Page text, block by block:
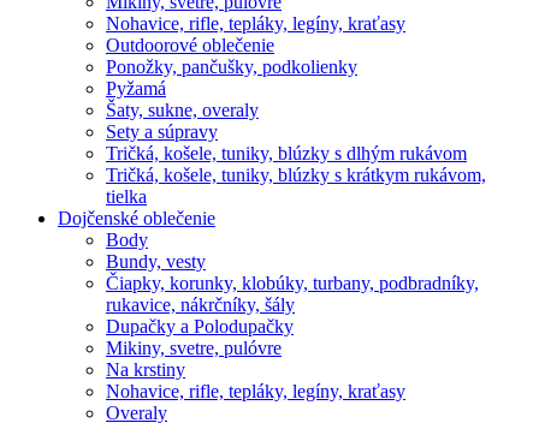
Nohavice, rifle, tepláky, legíny, kraťasy
Outdoorové oblečenie
Ponožky, pančušky, podkolienky
Pyžamá
Šaty, sukne, overaly
Sety a súpravy
Tričká, košele, tuniky, blúzky s dlhým rukávom
Tričká, košele, tuniky, blúzky s krátkym rukávom,
tielka
Dojčenské oblečenie
Body
Bundy, vesty
Čiapky, korunky, klobúky, turbany, podbradníky,
rukavice, nákrčníky, šály
Dupačky a Polodupačky
Mikiny, svetre, pulóvre
Na krstiny
Nohavice, rifle, tepláky, legíny, kraťasy
Overaly